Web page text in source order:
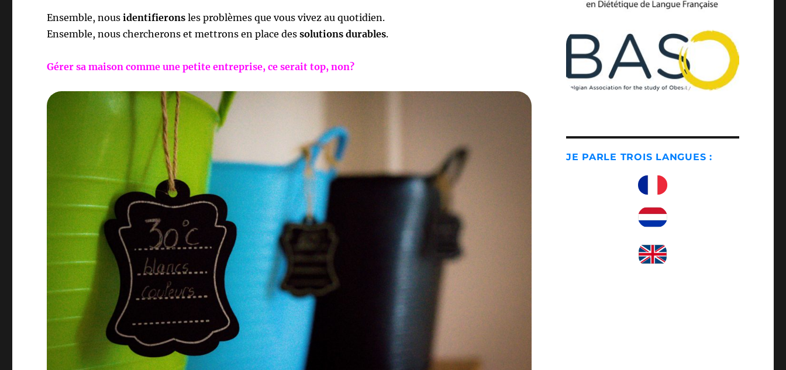
Ensemble, nousidentifierons les problèmes que vous vivez au quotidien.
Ensemble, nous chercherons et mettrons en place dessolutions durables.
Gérer sa maison comme une petite entreprise, ce serait top, non?
JE PARLE TROIS LANGUES :